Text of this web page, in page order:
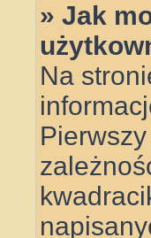
» Jak
Na